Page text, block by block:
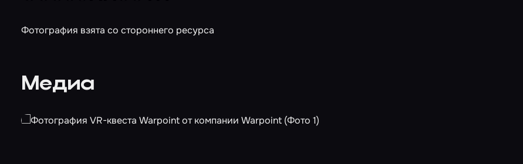
Фотография взята со стороннего ресурса
Медиа